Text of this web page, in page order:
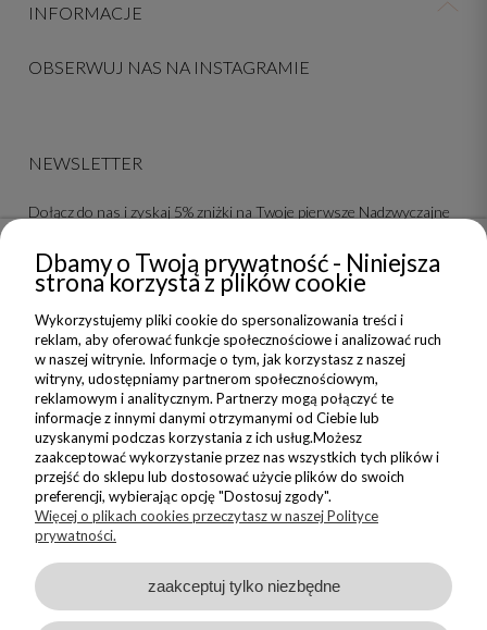
INFORMACJE
OBSERWUJ NAS NA INSTAGRAMIE
NEWSLETTER
Dołącz do nas i zyskaj 5% zniżki na Twoje pierwsze Nadzwyczajne
ZAPISZ SIĘ
Wyrażam zgodę na wysyłanie do mnie informacji handlowych na
wskazany adres oraz przetwarzanie moich danych w związku z
obsługą newsletteru.
Zapoznałem/am się i akceptuję
Politykę Prywatności
Made with
Dbamy o Twoją prywatność - Niniejsza
strona korzysta z plików cookie
Wykorzystujemy pliki cookie do spersonalizowania treści i
reklam, aby oferować funkcje społecznościowe i analizować ruch
w naszej witrynie. Informacje o tym, jak korzystasz z naszej
witryny, udostępniamy partnerom społecznościowym,
reklamowym i analitycznym. Partnerzy mogą połączyć te
informacje z innymi danymi otrzymanymi od Ciebie lub
uzyskanymi podczas korzystania z ich usług.Możesz
zaakceptować wykorzystanie przez nas wszystkich tych plików i
przejść do sklepu lub dostosować użycie plików do swoich
preferencji, wybierając opcję "Dostosuj zgody".
Więcej o plikach cookies przeczytasz w naszej Polityce
prywatności.
zaakceptuj tylko niezbędne